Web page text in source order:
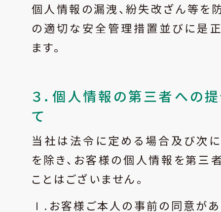
個人情報の漏洩、紛失改ざん等を
の適切な安全管理措置並びに是
ます。
３．個人情報の第三者への
て
当社は法令に定める場合及び次
を除き、お客様の個人情報を第三
ことはございません。
Ⅰ.お客様ご本人の事前の同意が